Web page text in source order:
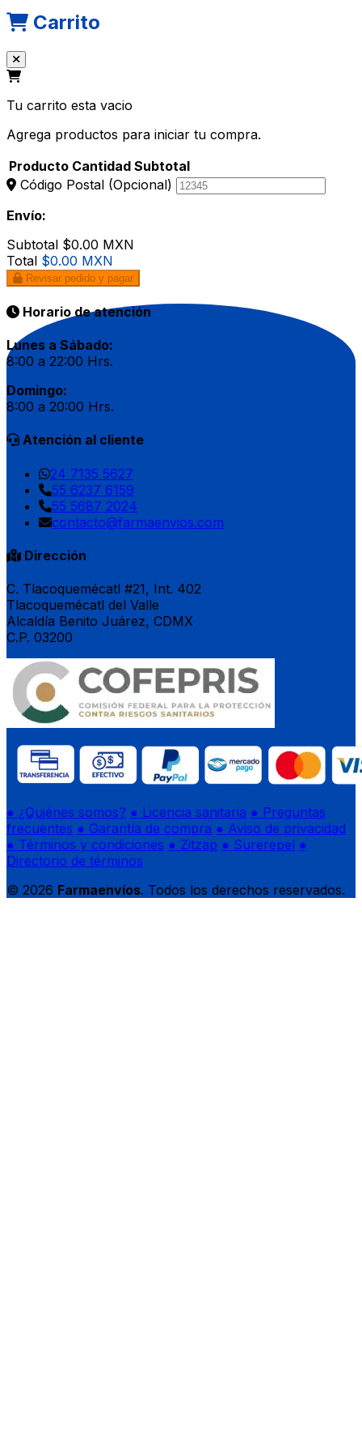
Carrito
Tu carrito esta vacio
Agrega productos para iniciar tu compra.
Producto Cantidad Subtotal
Código Postal (Opcional)
Envío:
Subtotal $0.00 MXN
Total $0.00 MXN
Revisar pedido y pagar
Horario de atención
Lunes a Sábado:
8:00 a 22:00 Hrs.
Domingo:
8:00 a 20:00 Hrs.
Atención al cliente
24 7135 5627
55 6237 6159
55 5687 2024
contacto@farmaenvios.com
Dirección
C. Tlacoquemécatl #21, Int. 402
Tlacoquemécatl del Valle
Alcaldía Benito Juárez, CDMX
C.P. 03200
● ¿Quiénes somos? ● Licencia sanitaria ● Preguntas
frecuentes ● Garantía de compra ● Aviso de privacidad
● Términos y condiciones ● Zitzap ● Surerepel ●
Directorio de términos
© 2026 Farmaenvíos. Todos los derechos reservados.